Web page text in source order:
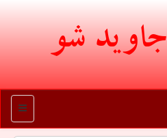
جاوید شو
منو